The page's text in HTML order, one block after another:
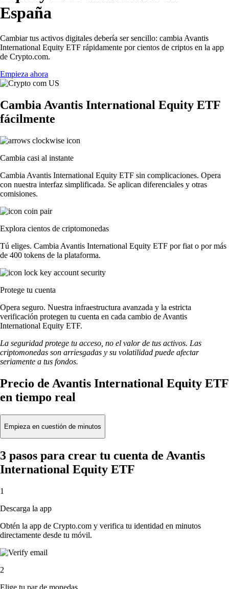
España
Cambiar tus activos digitales debería ser sencillo: cambia Avantis
International Equity ETF rápidamente por cientos de criptos en la app
de Crypto.com.
Empieza ahora
Cambia Avantis International Equity ETF
fácilmente
Cambia casi al instante
Cambia Avantis International Equity ETF sin complicaciones. Opera
con nuestra interfaz simplificada. Se aplican diferenciales y otras
comisiones.
Explora cientos de criptomonedas
Tú eliges. Cambia Avantis International Equity ETF por fiat o por más
de 400 tokens de la plataforma.
Protege tu cuenta
Opera seguro. Nuestra infraestructura avanzada y la estricta
verificación protegen tu cuenta en cada cambio de Avantis
International Equity ETF.
La seguridad protege tu acceso, no el valor de tus activos. Las
criptomonedas son arriesgadas y su volatilidad puede afectar
seriamente a tus fondos.
Precio de Avantis International Equity ETF
en tiempo real
Empieza en cuestión de minutos
3 pasos para crear tu cuenta de Avantis
International Equity ETF
1
Descarga la app
Obtén la app de Crypto.com y verifica tu identidad en minutos
directamente desde tu móvil.
2
Elige tu par de monedas